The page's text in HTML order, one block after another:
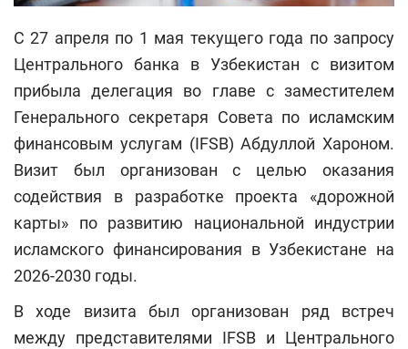
С 27 апреля по 1 мая текущего года по запросу
Центрального банка в Узбекистан с визитом
прибыла делегация во главе с заместителем
Генерального секретаря Совета по исламским
финансовым услугам (IFSB) Абдуллой Хароном.
Визит был организован с целью оказания
содействия в разработке проекта «дорожной
карты» по развитию национальной индустрии
исламского финансирования в Узбекистане на
2026-2030 годы.
В ходе визита был организован ряд встреч
между представителями IFSB и Центрального